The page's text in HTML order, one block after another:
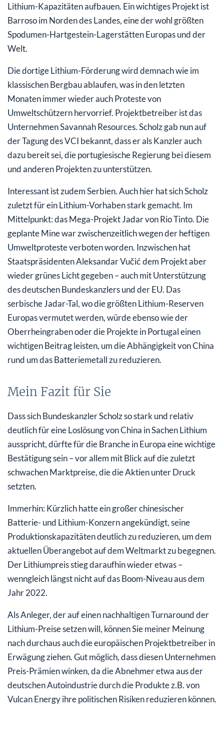
Lithium-Kapazitäten aufbauen. Ein wichtiges Projekt ist
Barroso im Norden des Landes, eine der wohl größten
Spodumen-Hartgestein-Lagerstätten Europas und der
Welt.
Die dortige Lithium-Förderung wird demnach wie im
klassischen Bergbau ablaufen, was in den letzten
Monaten immer wieder auch Proteste von
Umweltschützern hervorrief. Projektbetreiber ist das
Unternehmen Savannah Resources. Scholz gab nun auf
der Tagung des VCI bekannt, dass er als Kanzler auch
dazu bereit sei, die portugiesische Regierung bei diesem
und anderen Projekten zu unterstützen.
Interessant ist zudem Serbien. Auch hier hat sich Scholz
zuletzt für ein Lithium-Vorhaben stark gemacht. Im
Mittelpunkt: das Mega-Projekt Jadar von Rio Tinto. Die
geplante Mine war zwischenzeitlich wegen der heftigen
Umweltproteste verboten worden. Inzwischen hat
Staatspräsidenten Aleksandar Vučić dem Projekt aber
wieder grünes Licht gegeben – auch mit Unterstützung
des deutschen Bundeskanzlers und der EU. Das
serbische Jadar-Tal, wo die größten Lithium-Reserven
Europas vermutet werden, würde ebenso wie der
Oberrheingraben oder die Projekte in Portugal einen
wichtigen Beitrag leisten, um die Abhängigkeit von China
rund um das Batteriemetall zu reduzieren.
Mein Fazit für Sie
Dass sich Bundeskanzler Scholz so stark und relativ
deutlich für eine Loslösung von China in Sachen Lithium
ausspricht, dürfte für die Branche in Europa eine wichtige
Bestätigung sein – vor allem mit Blick auf die zuletzt
schwachen Marktpreise, die die Aktien unter Druck
setzten.
Immerhin: Kürzlich hatte ein großer chinesischer
Batterie- und Lithium-Konzern angekündigt, seine
Produktionskapazitäten deutlich zu reduzieren, um dem
aktuellen Überangebot auf dem Weltmarkt zu begegnen.
Der Lithiumpreis stieg daraufhin wieder etwas –
wenngleich längst nicht auf das Boom-Niveau aus dem
Jahr 2022.
Als Anleger, der auf einen nachhaltigen Turnaround der
Lithium-Preise setzen will, können Sie meiner Meinung
nach durchaus auch die europäischen Projektbetreiber in
Erwägung ziehen. Gut möglich, dass diesen Unternehmen
Preis-Prämien winken, da die Abnehmer etwa aus der
deutschen Autoindustrie durch die Produkte z.B. von
Vulcan Energy ihre politischen Risiken reduzieren können.